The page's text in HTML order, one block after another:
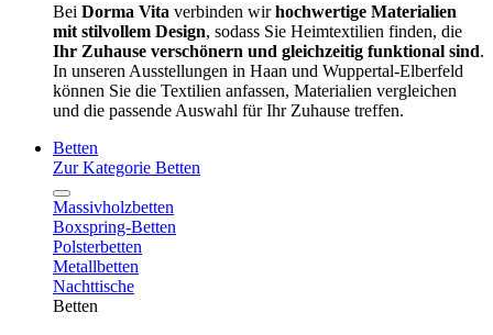
Bei Dorma Vita verbinden wirhochwertige Materialien
mit stilvollem Design, sodass Sie Heimtextilien finden, die
Ihr Zuhause verschönern und gleichzeitig funktional sind.
In unseren Ausstellungen in Haan und Wuppertal-Elberfeld
können Sie die Textilien anfassen, Materialien vergleichen
und die passende Auswahl für Ihr Zuhause treffen.
Betten
Zur Kategorie Betten
Massivholzbetten
Boxspring-Betten
Polsterbetten
Metallbetten
Nachttische
Betten